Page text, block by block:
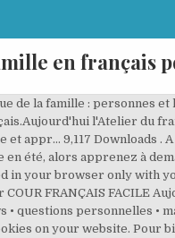
en français
EN FRANÇAIS. L'enseignement est très enrichissant. Vous devriez apprendre autant que possible en regardant les mots et les définitions. Pour en savoir plus et faire l’exercice correspondant, cliquez ici. Testez votre niveau de vocabulaire et relevez des défis. Exercices sur le vocabulaire de la famille - Apprendre le français. Feb 6, 2019 - Vocabulaire anglais commercial PDF, liste complète de termes et de mots relatifs au lexique du marketing TÉLÉCHARGEZ EN UN CLIC LE PACK COMPLET: 100 FICHES DE VOCABULAIRE ANGLAIS EN PDF 19,90€ 12,9… LA FAMILLE. In this … IdÃ©e grammaire => Faire conjuguer les messages au prÃ©sent, futur, Ã l'... C'est une dictionnaire visuel avec qq activitÃ©s pour apprendre. ... En el siguiente PDF encontraran otros miembros de la familia y su correspondiente categoría. Il peut également être utilisé comme source de référence lorsque vous trouvez un mot que vous ne connaissez pas. Pour mémoriser plus facilement du vocabulaire ou apprendre à repérer des informations dans une vidéo, parcourez nos stratégies d’apprentissage. En vous inscrivant, vous acceptez être inscrit à notre newsletter. Cet article porte sur le lexique de la famille. These cookies do not store any personal information. vous Ãªtes maintenant membre de la communautÃ© Veuillez attendre pendant la mise Ã jour. Les cousins et cousines sont les enfants des oncles et tantes. Pour les réviser cliquez ici. Les membres de la famille en arabe. Downvote. Dans cet article je vous propose de voir le vocabulaire à travers des exercices. Ce sont les parents, les grands-parents, les frères et sœurs, les oncles et tantes, les cousins et cousines…. 6- La